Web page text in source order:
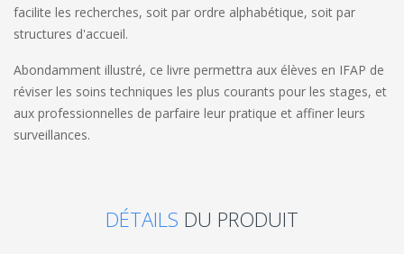
facilite les recherches, soit par ordre alphabétique, soit par
structures d'accueil.
Abondamment illustré, ce livre permettra aux élèves en IFAP de
réviser les soins techniques les plus courants pour les stages, et
aux professionnelles de parfaire leur pratique et affiner leurs
surveillances.
DÉTAILS DU PRODUIT